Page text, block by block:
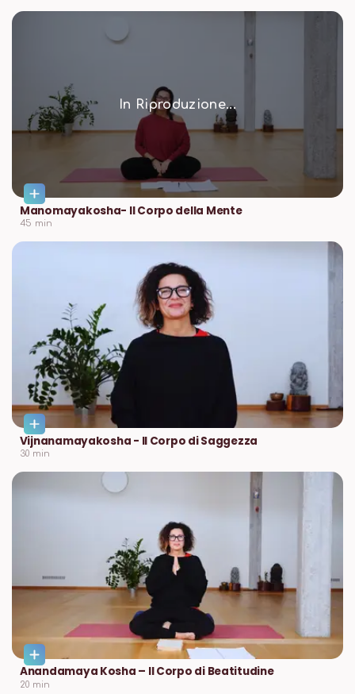
In Riproduzione...
Manomayakosha- Il Corpo della Mente
45 min
⁠Vijnanamayakosha - Il Corpo di Saggezza
30 min
Anandamaya Kosha – Il Corpo di Beatitudine
20 min